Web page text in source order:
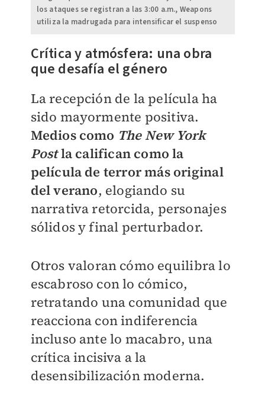
los ataques se registran a las 3:00 a.m., Weapons
utiliza la madrugada para intensificar el suspenso
Crítica y atmósfera: una obra
que desafía el género
La recepción de la película ha
sido mayormente positiva.
Medios como The New York
Postla califican como la
película de terror más original
del verano, elogiando su
narrativa retorcida, personajes
sólidos y final perturbador.
Otros valoran cómo equilibra lo
escabroso con lo cómico,
retratando una comunidad que
reacciona con indiferencia
incluso ante lo macabro, una
crítica incisiva a la
desensibilización moderna.